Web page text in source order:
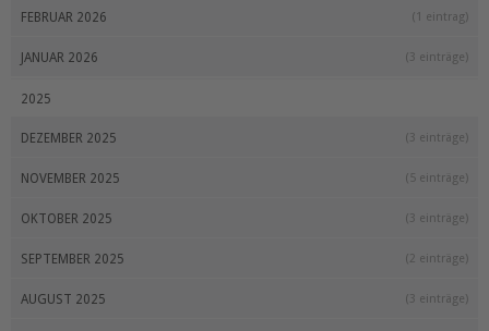
FEBRUAR 2026 (1 eintrag)
JANUAR 2026 (3 einträge)
2025
DEZEMBER 2025 (3 einträge)
NOVEMBER 2025 (5 einträge)
OKTOBER 2025 (3 einträge)
SEPTEMBER 2025 (2 einträge)
AUGUST 2025 (3 einträge)